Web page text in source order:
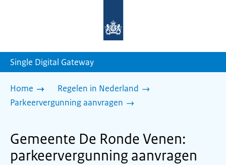
homepage
Single Digital Gateway
Home
Regelen in Nederland
Parkeervergunning aanvragen
Gemeente De Ronde Venen:
parkeervergunning aanvragen